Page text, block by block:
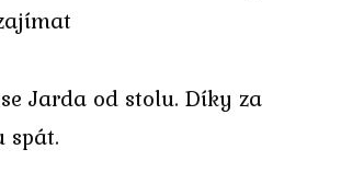
Jarda od stolu. Díky za
spát.